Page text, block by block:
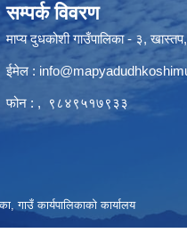
सम्पर्क विवरण
माप्य दुधकोशी गाउँपालिका - ३,
ईमेल :
फोन : , ९८४९५१७९३३
गाउँ कार्यपालिकाको कार्यालय